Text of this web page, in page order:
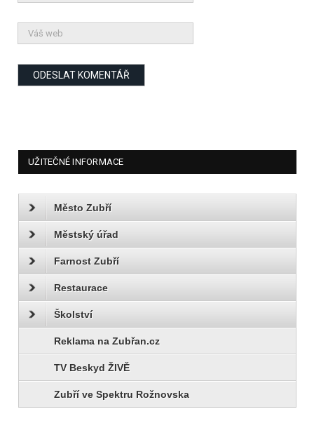
UŽITEČNÉ INFORMACE
Město Zubří
Městský úřad
Farnost Zubří
Restaurace
Školství
Reklama na Zubřan.cz
TV Beskyd ŽIVĚ
Zubří ve Spektru Rožnovska